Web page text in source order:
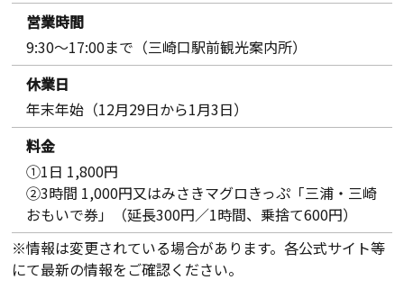
営業時間
9:30～17:00まで（三崎口駅前観光案内所）
休業日
年末年始（12月29日から1月3日）
料金
①1日 1,800円
②3時間 1,000円又はみさきマグロきっぷ「三浦・三崎
おもいで券」（延長300円／1時間、乗捨て600円）
※情報は変更されている場合があります。各公式サイト等
にて最新の情報をご確認ください。